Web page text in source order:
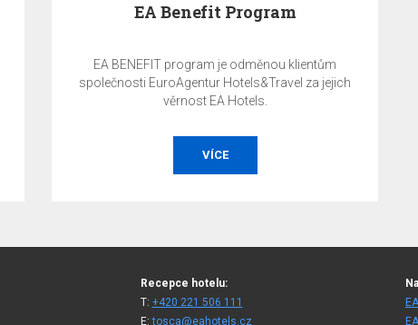
EA Benefit Program
EA BENEFIT program je odměnou klientům
společnosti EuroAgentur Hotels&Travel za jejich
věrnost EA Hotels.
VÍCE
Recepce hotelu:
T: +420 221 506 111
E:tosca@eahotels.cz